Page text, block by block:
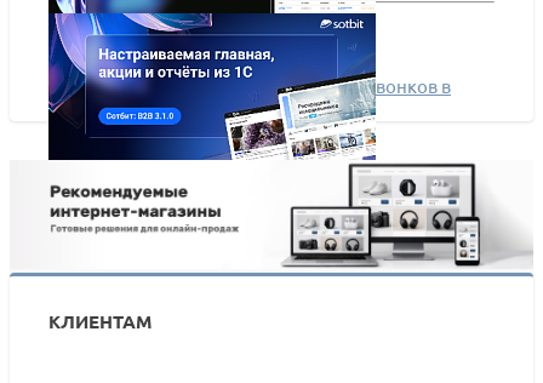
Сотбит: B2B — Акты сверок из 1С без звонков в
бухгалтерию
Сотбит: B2B 3.1.0 — настраиваемая главная, акции
и отчёты из 1С
КЛИЕНТАМ